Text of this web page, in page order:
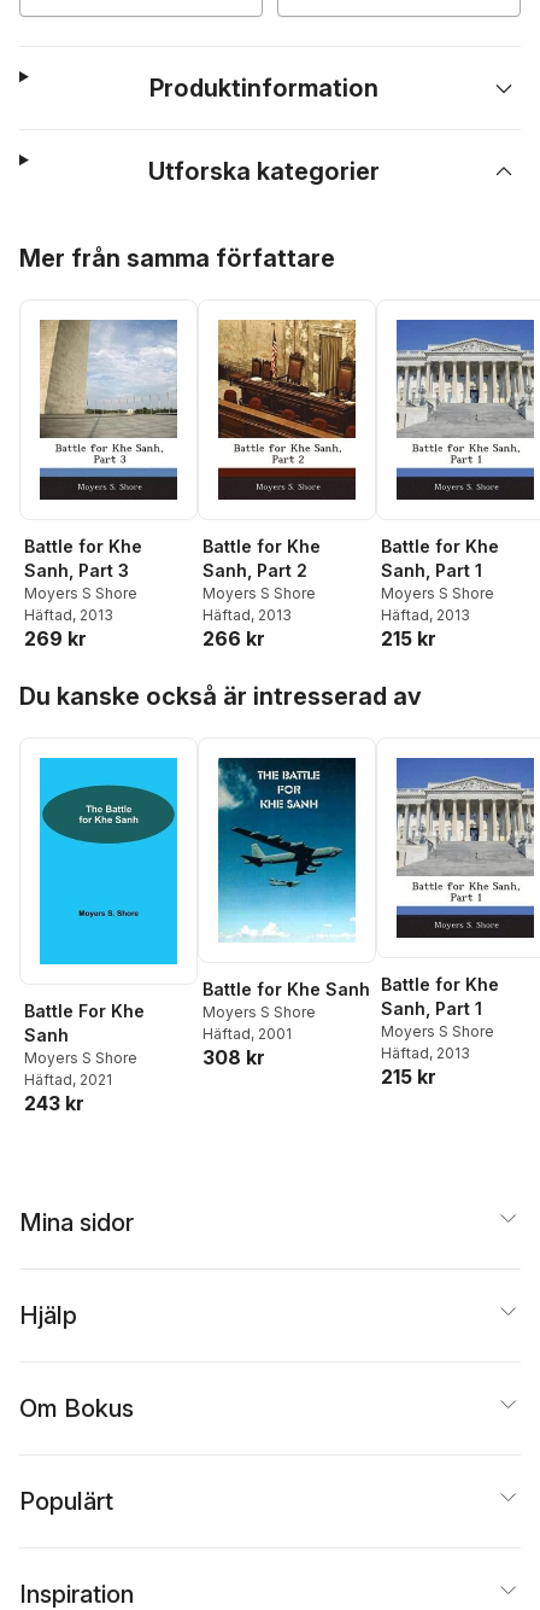
Produktinformation
Utforska kategorier
Mer från samma författare
Battle for Khe
Sanh, Part 3
Moyers S Shore
Häftad, 2013
269 kr
Battle for Khe
Sanh, Part 2
Moyers S Shore
Häftad, 2013
266 kr
Battle for Khe
Sanh, Part 1
Moyers S Shore
Häftad, 2013
215 kr
Du kanske också är intresserad av
Battle For Khe
Sanh
Moyers S Shore
Häftad, 2021
243 kr
Battle for Khe Sanh
Moyers S Shore
Häftad, 2001
308 kr
Battle for Khe
Sanh, Part 1
Moyers S Shore
Häftad, 2013
215 kr
Mina sidor
Hjälp
Om Bokus
Populärt
Inspiration